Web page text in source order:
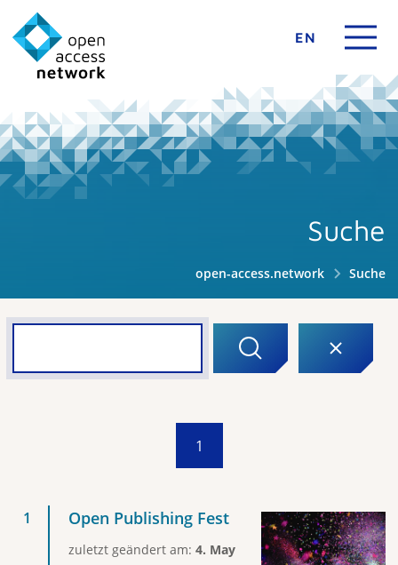
EN
Suche
open-access.network Suche
1
Open Publishing Fest
zuletzt geändert am: 4. May